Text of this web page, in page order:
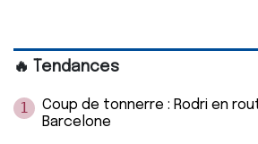
🔥 Tendances
1
Coup de tonnerre : Rodri en
Barcelone